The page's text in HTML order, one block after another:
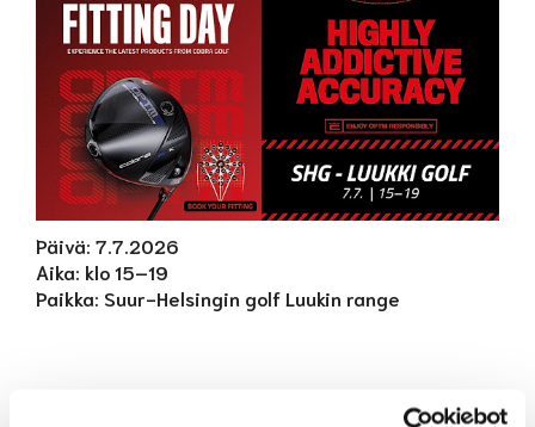
Päivä: 7.7.2026
Aika: klo 15–19
Paikka: Suur-Helsingin golf Luukin range